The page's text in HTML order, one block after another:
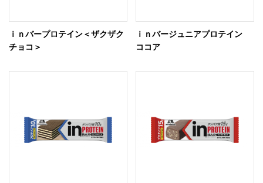
ｉｎバープロテイン＜ザクザク
チョコ＞
ｉｎバージュニアプロテイン
ココア